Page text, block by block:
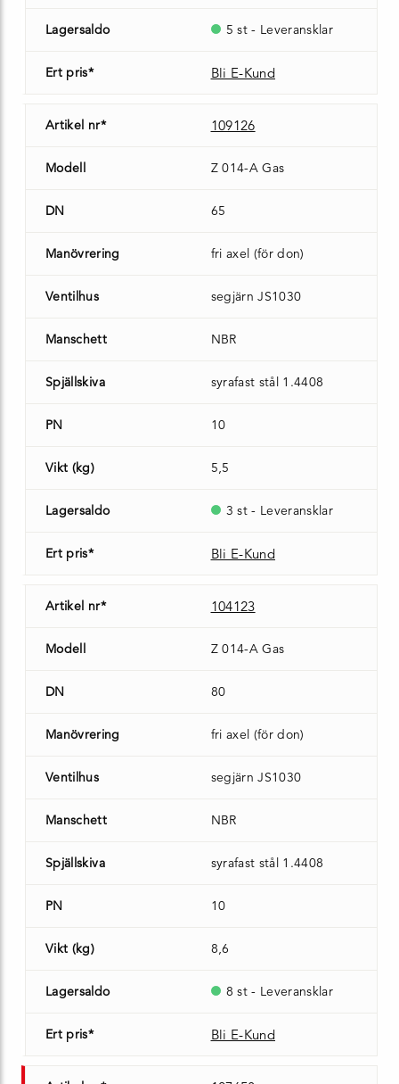
Lagersaldo 5 st - Leveransklar
Ert pris* Bli E-Kund
Artikel nr* 109126
Modell Z 014-A Gas
DN 65
Manövrering fri axel (för don)
Ventilhus segjärn JS1030
Manschett NBR
Spjällskiva syrafast stål 1.4408
PN 10
Vikt (kg) 5,5
Lagersaldo 3 st - Leveransklar
Ert pris* Bli E-Kund
Artikel nr* 104123
Modell Z 014-A Gas
DN 80
Manövrering fri axel (för don)
Ventilhus segjärn JS1030
Manschett NBR
Spjällskiva syrafast stål 1.4408
PN 10
Vikt (kg) 8,6
Lagersaldo 8 st - Leveransklar
Ert pris* Bli E-Kund